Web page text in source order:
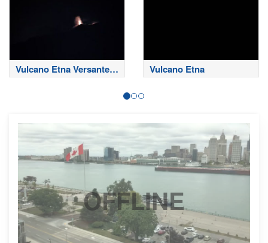
Vulcano Etna Versante
Nord
Vulcano Etna
OFFLINE